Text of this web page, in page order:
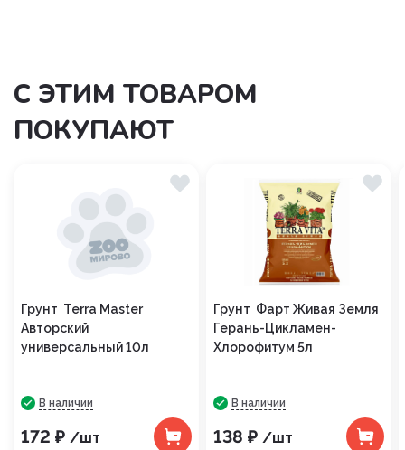
С ЭТИМ ТОВАРОМ
ПОКУПАЮТ
Грунт Terra Master
Авторский
универсальный 10л
В наличии
172 ₽ /шт
Грунт Фарт Живая Земля
Герань-Цикламен-
Хлорофитум 5л
В наличии
138 ₽ /шт